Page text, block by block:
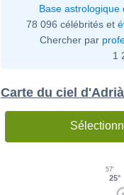
Base astrologique
78 096 célébrités et
Chercher par
1
Carte du ciel
25°
57'